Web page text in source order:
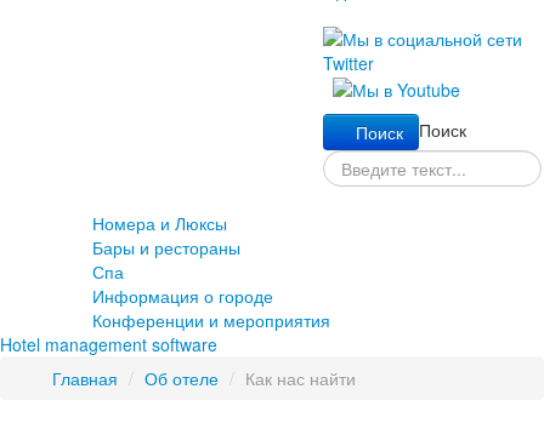
Поиск Поиск
Номера и Люксы
Бары и рестораны
Спа
Информация о городе
Конференции и мероприятия
Hotel management software
Главная / Об отеле / Как нас найти